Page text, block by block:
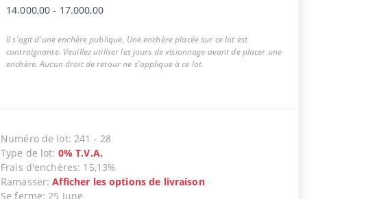
14.000,00 - 17.000,00
Il s'agit d'une enchère publique. Une enchère placée sur ce lot est
contraignante. Veuillez utiliser les jours de visionnage avant de placer une
enchère. Aucun droit de retour ne s'applique à ce lot.
Numéro de lot: 241 - 28
Type de lot: 0% T.V.A.
Frais d'enchères: 15,13%
Ramasser:Afficher les options de livraison
Se ferme:25 June